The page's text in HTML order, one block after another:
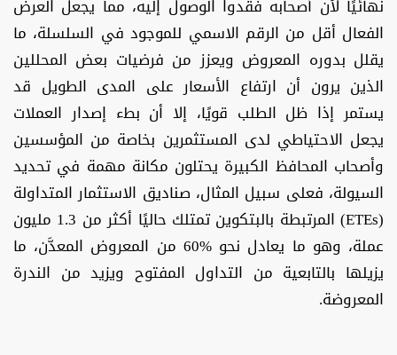
نهائيًا لأن أصحابه فقدوا الوصول إليه، مما يجعل العرض
الفعال أقل من الرقم الاسمي للموجود في السلسلة، ما
يقلل بدوره المعروض ويعزز من فرضيات بعض المحللين
الذين يرون أن ارتفاع الأسعار على المدى الطويل قد
يستمر إذا ظل الطلب قويًا، إلا أن بطء إصدار العملات
يجعل الاحتياطي لدى المستثمرين بخاصة من المؤسسين
وأصحاب المحافظ الكبيرة يحتلون مكانة مهمة في تحديد
السيولة، فعلى سبيل المثال، صناديق الاستثمار المتداولة
(ETEs) المرتبطة بالبتكوين تمتلك حاليًا أكثر من 1.3 مليون
عملة، وهو ما يعادل نحو %60 من المعروض المعدَّن، ما
يزيلها بالتابعية من التداول المفتوح ويزيد من الندرة
المعروضة.